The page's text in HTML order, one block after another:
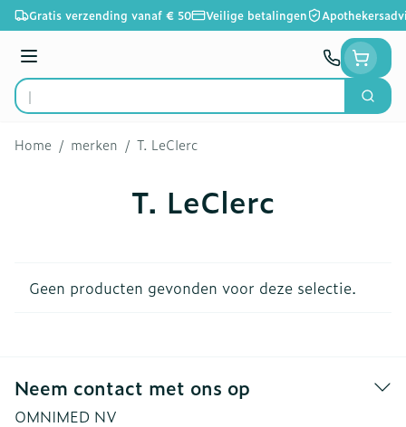
Ga naar de inhoud
Gratis verzending vanaf € 50 Veilige betalingen
Menu
Product, merk, categorie...
Zoek
Home / merken / T. LeClerc
T. LeClerc
Geen producten gevonden voor deze selectie.
Neem contact met ons op
OMNIMED NV